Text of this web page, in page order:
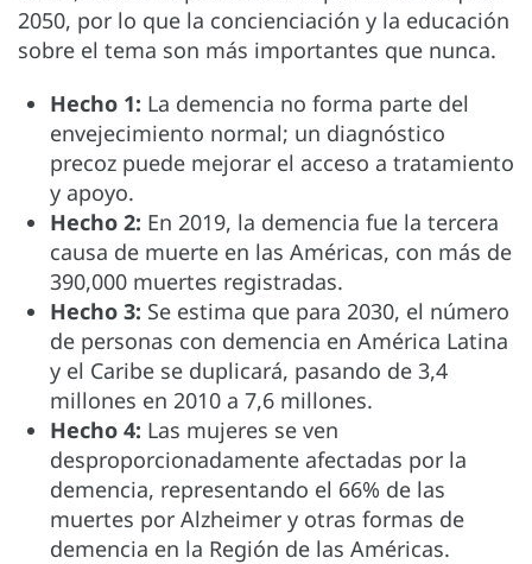
2050, por lo que la concienciación y la educación
sobre el tema son más importantes que nunca.
Hecho 1: La demencia no forma parte del
envejecimiento normal; un diagnóstico
precoz puede mejorar el acceso a tratamiento
y apoyo.
Hecho 2: En 2019, la demencia fue la tercera
causa de muerte en las Américas, con más de
390,000 muertes registradas.
Hecho 3: Se estima que para 2030, el número
de personas con demencia en América Latina
y el Caribe se duplicará, pasando de 3,4
millones en 2010 a 7,6 millones.
Hecho 4: Las mujeres se ven
desproporcionadamente afectadas por la
demencia, representando el 66% de las
muertes por Alzheimer y otras formas de
demencia en la Región de las Américas.